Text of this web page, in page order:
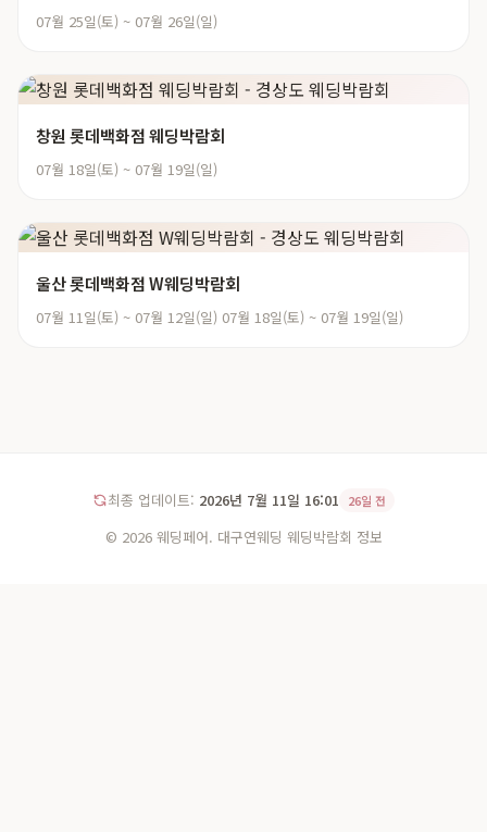
07월 25일(토) ~ 07월 26일(일)
창원 롯데백화점 웨딩박람회
07월 18일(토) ~ 07월 19일(일)
울산 롯데백화점 W웨딩박람회
07월 11일(토) ~ 07월 12일(일) 07월 18일(토) ~ 07월 19일(일)
최종 업데이트: 2026년 7월 11일 16:01 26일 전
© 2026 웨딩페어. 대구연웨딩 웨딩박람회 정보